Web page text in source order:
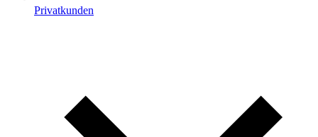
Privatkunden